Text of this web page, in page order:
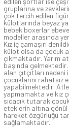
gruplarına ve
çok tercih edilen
külotlarında beyaz
bebek boxerlar
modeller arasında
Kız iç çamaşırı
külot olsa da çocuk
çıkmaktadır. Yarım
başında
alan çıtçıtları
çocuklarını rahatsız
yapabilmektedir.
yapmamakta ve kız
sıcacık tutarak
eteklerin altına
hareket özgürlüğü
sağlamaktadır.